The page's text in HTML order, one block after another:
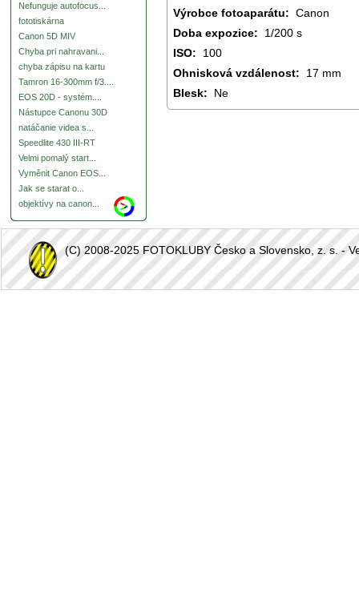
Nefunguje autofocus...
fototiskárna
Canon 5D MIV
Chyba pri nahravani...
chyba zápisu na kartu
Tamron 16-300mm f/3....
EOS 20D - systém....
Nástupce Canonu 30D
natáčanie videa s...
Speedlite 430 III-RT
Velmi pomalý start...
Vyměnit Canon EOS...
Jak se starat o...
objektívy na canon...
Výrobce fotoaparátu: Canon
Doba expozice:
1/200 s
ISO:
100
Ohnisková vzdálenost:
17 mm
Blesk:
Ne
(C) 2008-2025 FOTOKLUBY Česko a Slovensko, z. s. -